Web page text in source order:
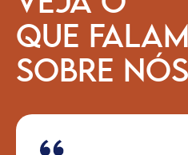
QUE FALAM
SOBRE NÓS